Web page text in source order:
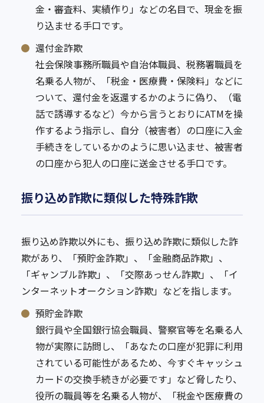
金・審査料、実績作り」などの名目で、現金を振
り込ませる手口です。
還付金詐欺
社会保険事務所職員や自治体職員、税務署職員を
名乗る人物が、「税金・医療費・保険料」などに
ついて、還付金を返還するかのように偽り、（電
話で誘導するなど）今から言うとおりにATMを操
作するよう指示し、自分（被害者）の口座に入金
手続きをしているかのように思い込ませ、被害者
の口座から犯人の口座に送金させる手口です。
振り込め詐欺に類似した特殊詐欺
振り込め詐欺以外にも、振り込め詐欺に類似した詐
欺があり、「預貯金詐欺」、「金融商品詐欺」、
「ギャンブル詐欺」、「交際あっせん詐欺」、「イ
ンターネットオークション詐欺」などを指します。
預貯金詐欺
銀行員や全国銀行協会職員、警察官等を名乗る人
物が実際に訪問し、「あなたの口座が犯罪に利用
されている可能性があるため、今すぐキャッシュ
カードの交換手続きが必要です」など脅したり、
役所の職員等を名乗る人物が、「税金や医療費の